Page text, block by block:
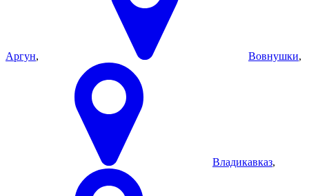
Аргун, Вовнушки,
Владикавказ,